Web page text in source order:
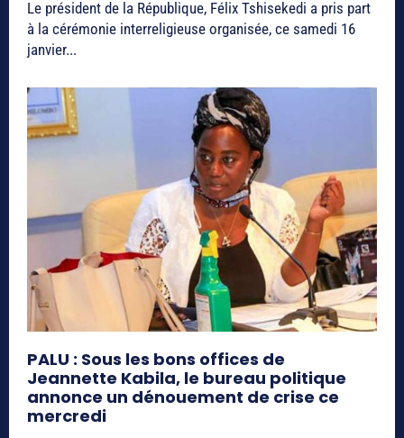
Le président de la République, Félix Tshisekedi a pris part
à la cérémonie interreligieuse organisée, ce samedi 16
janvier...
PALU : Sous les bons offices de
Jeannette Kabila, le bureau politique
annonce un dénouement de crise ce
mercredi